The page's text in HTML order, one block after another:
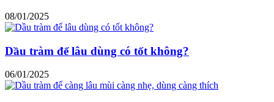
08/01/2025
Dầu tràm để lâu dùng có tốt không?
06/01/2025